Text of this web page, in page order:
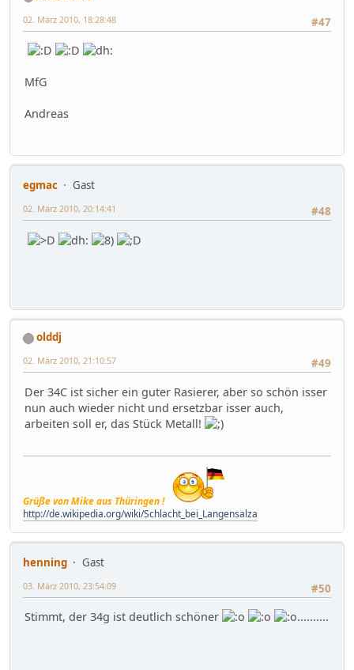
#47
02. März 2010, 18:28:48
MfG
Andreas
egmac
Gast
#48
02. März 2010, 20:14:41
olddj
#49
02. März 2010, 21:10:57
Der 34C ist sicher ein guter Rasierer, aber so schön isser
nun auch wieder nicht und ersetzbar isser auch,
arbeiten soll er, das Stück Metall!
Grüße von Mike aus Thüringen !
http://de.wikipedia.org/wiki/Schlacht_bei_Langensalza
henning
Gast
#50
03. März 2010, 23:54:09
Stimmt, der 34g ist deutlich schöner ..........